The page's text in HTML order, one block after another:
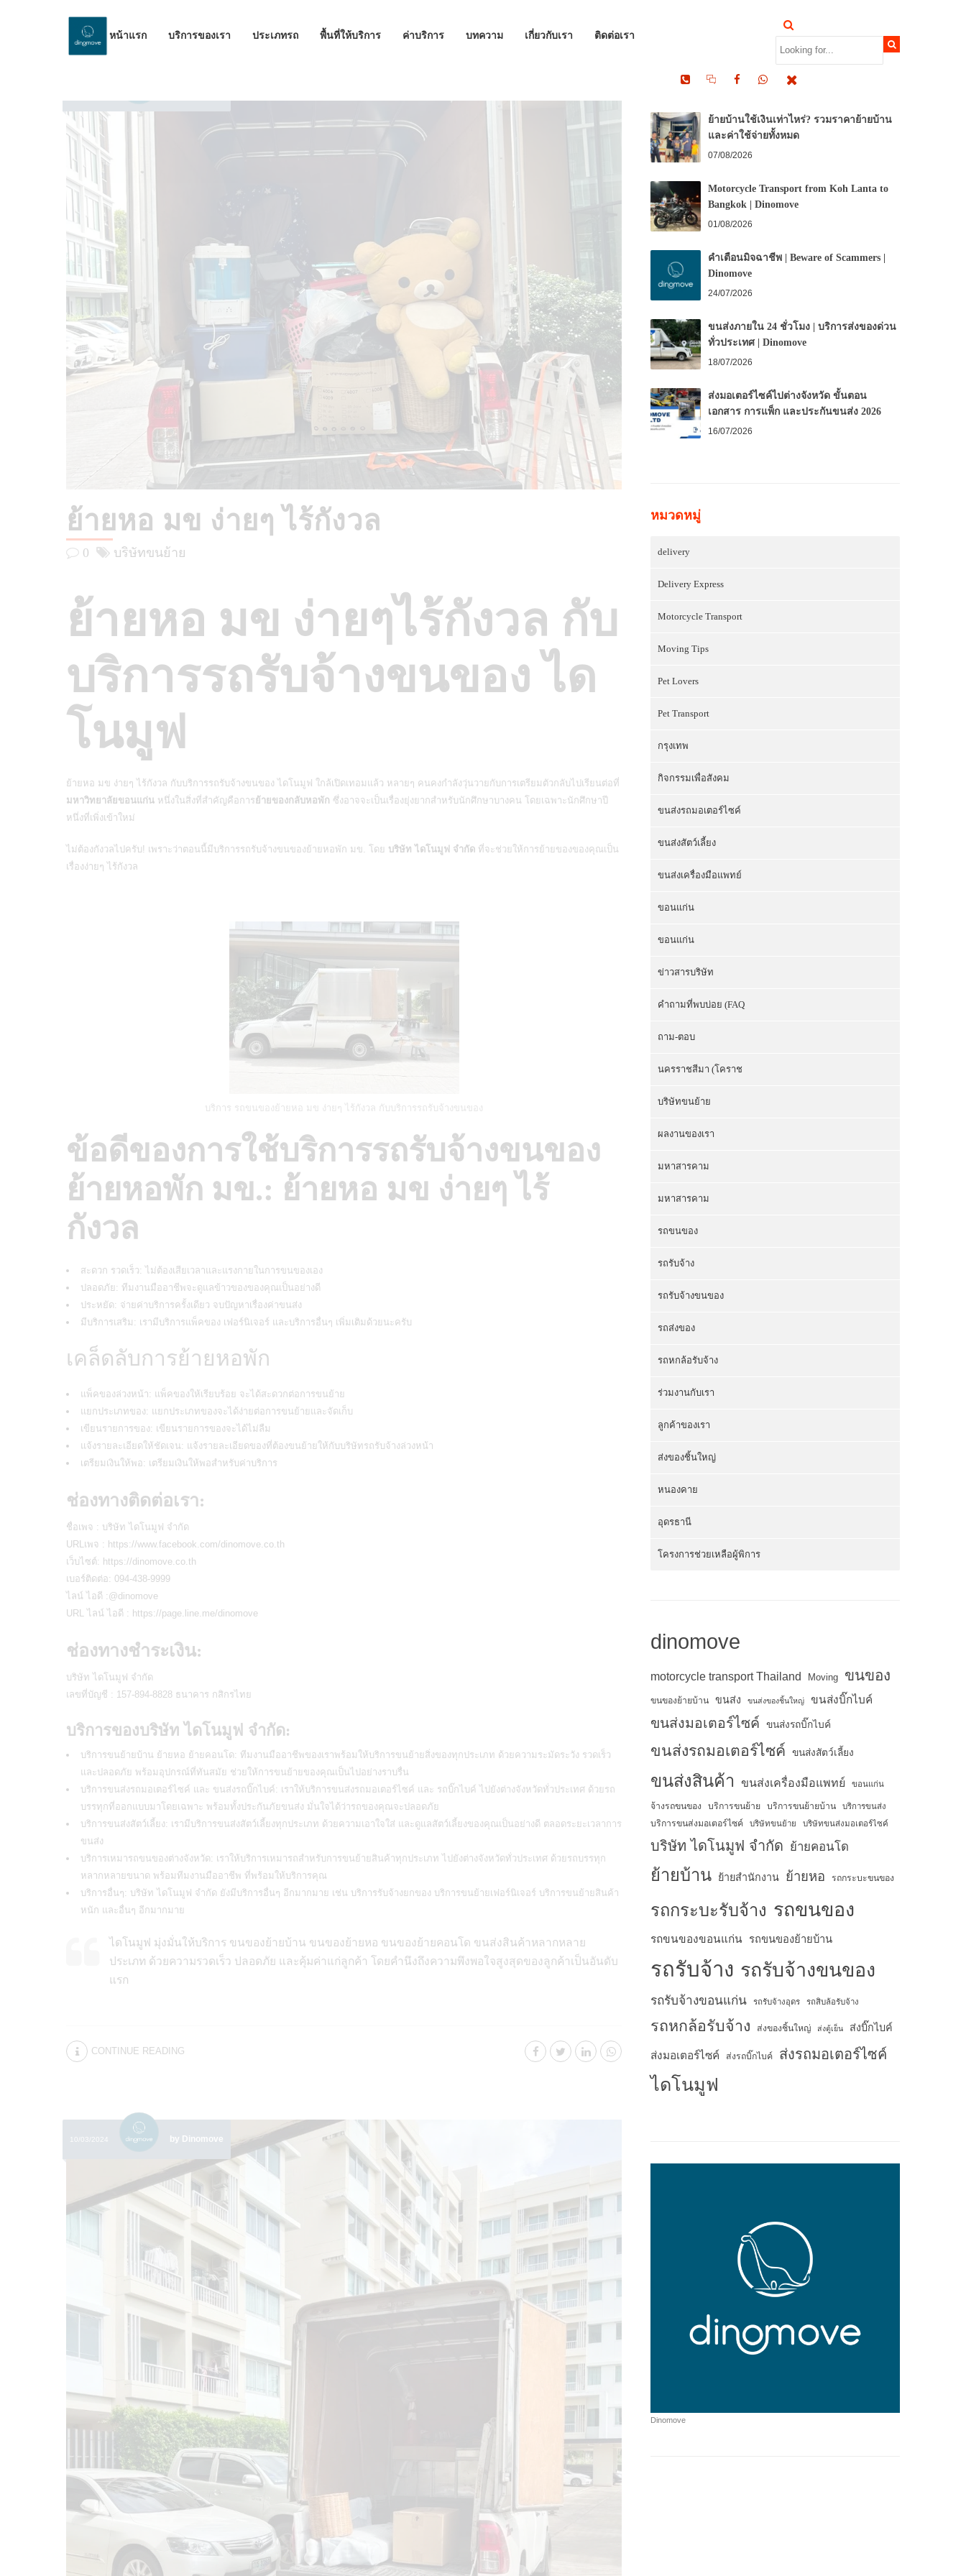
หน้าแรก บริการของเรา ประเภทรถ พื้นที่ให้บริการ ค่าบริการ บทความ เกี่ยวกับเรา ติดต่อเรา
ย้ายหอ มข ง่ายๆ ไร้กังวล
0 บริษัทขนย้าย
ย้ายหอ มข ง่ายๆไร้กังวล กับ
บริการรถรับจ้างขนของ ได
โนมูฟ
ย้ายหอ มข ง่ายๆ ไร้กังวล กับบริการรถรับจ้างขนของ ไดโนมูฟ ใกล้เปิดเทอมแล้ว หลายๆ คนคงกำลังวุ่นวายกับการเตรียมตัวกลับไปเรียนต่อที่
มหาวิทยาลัยขอนแก่น หนึ่งในสิ่งที่สำคัญคือการย้ายของกลับหอพัก ซึ่งอาจจะเป็นเรื่องยุ่งยากสำหรับนักศึกษาบางคน โดยเฉพาะนักศึกษาปี
หนึ่งที่เพิ่งเข้าใหม่
ไม่ต้องกังวลไปครับ! เพราะว่าตอนนี้มีบริการรถรับจ้างขนของย้ายหอพัก มข. โดย บริษัท ไดโนมูฟ จำกัด ที่จะช่วยให้การย้ายของของคุณเป็น
เรื่องง่ายๆ ไร้กังวล
บริการ รถขนของย้ายหอ มข ง่ายๆ ไร้กังวล กับบริการรถรับจ้างขนของ
ข้อดีของการใช้บริการรถรับจ้างขนของ
ย้ายหอพัก มข.: ย้ายหอ มข ง่ายๆ ไร้
กังวล
สะดวก รวดเร็ว: ไม่ต้องเสียเวลาและแรงกายในการขนของเอง
ปลอดภัย: ทีมงานมืออาชีพจะดูแลข้าวของของคุณเป็นอย่างดี
ประหยัด: จ่ายค่าบริการครั้งเดียว จบปัญหาเรื่องค่าขนส่ง
มีบริการเสริม: เรามีบริการแพ็คของ เฟอร์นิเจอร์ และบริการอื่นๆ เพิ่มเติมด้วยนะครับ
เคล็ดลับการย้ายหอพัก
แพ็คของล่วงหน้า: แพ็คของให้เรียบร้อย จะได้สะดวกต่อการขนย้าย
แยกประเภทของ: แยกประเภทของจะได้ง่ายต่อการขนย้ายและจัดเก็บ
เขียนรายการของ: เขียนรายการของจะได้ไม่ลืม
แจ้งรายละเอียดให้ชัดเจน: แจ้งรายละเอียดของที่ต้องขนย้ายให้กับบริษัทรถรับจ้างล่วงหน้า
เตรียมเงินให้พอ: เตรียมเงินให้พอสำหรับค่าบริการ
ช่องทางติดต่อเรา:
ชื่อเพจ : บริษัท ไดโนมูฟ จำกัด
URLเพจ : https://www.facebook.com/dinomove.co.th
เว็บไซต์: https://dinomove.co.th
เบอร์ติดต่อ: 094-438-9999
ไลน์ ไอดี : @dinomove
URL ไลน์ ไอดี : https://page.line.me/dinomove
ช่องทางชำระเงิน:
บริษัท ไดโนมูฟ จำกัด
เลขที่บัญชี : 157-894-8828 ธนาคาร กสิกรไทย
บริการของบริษัท ไดโนมูฟ จำกัด:
บริการขนย้ายบ้าน ย้ายหอ ย้ายคอนโด: ทีมงานมืออาชีพของเราพร้อมให้บริการขนย้ายสิ่งของทุกประเภท ด้วยความระมัดระวัง รวดเร็ว
และปลอดภัย พร้อมอุปกรณ์ที่ทันสมัย ช่วยให้การขนย้ายของคุณเป็นไปอย่างราบรื่น
บริการขนส่งรถมอเตอร์ไซค์ และ ขนส่งรถบิ๊กไบค์: เราให้บริการขนส่งรถมอเตอร์ไซค์ และ รถบิ๊กไบค์ ไปยังต่างจังหวัดทั่วประเทศ ด้วยรถ
บรรทุกที่ออกแบบมาโดยเฉพาะ พร้อมทั้งประกันภัยขนส่ง มั่นใจได้ว่ารถของคุณจะปลอดภัย
บริการขนส่งสัตว์เลี้ยง: เรามีบริการขนส่งสัตว์เลี้ยงทุกประเภท ด้วยความเอาใจใส่ และดูแลสัตว์เลี้ยงของคุณเป็นอย่างดี ตลอดระยะเวลาการ
ขนส่ง
บริการเหมารถขนของต่างจังหวัด: เราให้บริการเหมารถสำหรับการขนย้ายสินค้าทุกประเภท ไปยังต่างจังหวัดทั่วประเทศ ด้วยรถบรรทุก
หลากหลายขนาด พร้อมทีมงานมืออาชีพ ที่พร้อมให้บริการคุณ
บริการอื่นๆ: บริษัท ไดโนมูฟ จำกัด ยังมีบริการอื่นๆ อีกมากมาย เช่น บริการรับจ้างยกของ บริการขนย้ายเฟอร์นิเจอร์ บริการขนย้ายสินค้า
หนัก และอื่นๆ อีกมากมาย
ไดโนมูฟ มุ่งมั่นให้บริการ ขนของย้ายบ้าน ขนของย้ายหอ ขนของย้ายคอนโด ขนส่งสินค้าหลากหลาย
ประเภท ด้วยความรวดเร็ว ปลอดภัย และคุ้มค่าแก่ลูกค้า โดยคำนึงถึงความพึงพอใจสูงสุดของลูกค้าเป็นอันดับ
แรก
CONTINUE READING
10/03/2024 by Dinomove
RECENT POSTS
ย้ายบ้านใช้เงินเท่าไหร่? รวมราคาย้ายบ้าน
และค่าใช้จ่ายทั้งหมด
07/08/2026
Motorcycle Transport from Koh Lanta to
Bangkok | Dinomove
01/08/2026
คำเตือนมิจฉาชีพ | Beware of Scammers |
Dinomove
24/07/2026
ขนส่งภายใน 24 ชั่วโมง | บริการส่งของด่วน
ทั่วประเทศ | Dinomove
18/07/2026
ส่งมอเตอร์ไซค์ไปต่างจังหวัด ขั้นตอน
เอกสาร การแพ็ก และประกันขนส่ง 2026
16/07/2026
หมวดหมู่
delivery
Delivery Express
Motorcycle Transport
Moving Tips
Pet Lovers
Pet Transport
กรุงเทพ
กิจกรรมเพื่อสังคม
ขนส่งรถมอเตอร์ไซค์
ขนส่งสัตว์เลี้ยง
ขนส่งเครื่องมือแพทย์
ขอนแก่น
ขอนแก่น
ข่าวสารบริษัท
คำถามที่พบบ่อย (FAQ
ถาม-ตอบ
นครราชสีมา (โคราช
บริษัทขนย้าย
ผลงานของเรา
มหาสารคาม
มหาสารคาม
รถขนของ
รถรับจ้าง
รถรับจ้างขนของ
รถส่งของ
รถหกล้อรับจ้าง
ร่วมงานกับเรา
ลูกค้าของเรา
ส่งของชิ้นใหญ่
หนองคาย
อุดรธานี
โครงการช่วยเหลือผู้พิการ
dinomove
motorcycle transport Thailand Moving ขนของ
ขนของย้ายบ้าน ขนส่ง ขนส่งของชิ้นใหญ่ ขนส่งบิ๊กไบค์
ขนส่งมอเตอร์ไซค์ ขนส่งรถบิ๊กไบค์
ขนส่งรถมอเตอร์ไซค์ ขนส่งสัตว์เลี้ยง
ขนส่งสินค้า ขนส่งเครื่องมือแพทย์ ขอนแก่น
จ้างรถขนของ บริการขนย้าย บริการขนย้ายบ้าน บริการขนส่ง
บริการขนส่งมอเตอร์ไซค์ บริษัทขนย้าย บริษัทขนส่งมอเตอร์ไซค์
บริษัท ไดโนมูฟ จำกัด ย้ายคอนโด
ย้ายบ้าน ย้ายสำนักงาน ย้ายหอ รถกระบะขนของ
รถกระบะรับจ้าง รถขนของ
รถขนของขอนแก่น รถขนของย้ายบ้าน
รถรับจ้าง รถรับจ้างขนของ
รถรับจ้างขอนแก่น รถรับจ้างอุดร รถสิบล้อรับจ้าง
รถหกล้อรับจ้าง ส่งของชิ้นใหญ่ ส่งตู้เย็น ส่งบิ๊กไบค์
ส่งมอเตอร์ไซค์ ส่งรถบิ๊กไบค์ ส่งรถมอเตอร์ไซค์
ไดโนมูฟ
Dinomove